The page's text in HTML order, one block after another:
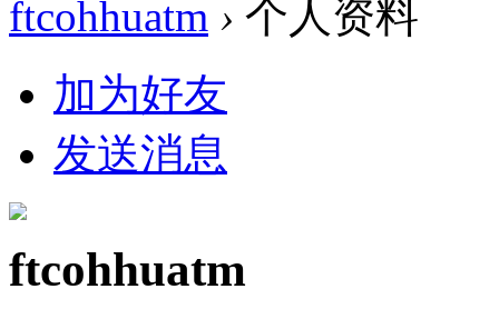
ftcohhuatm › 个人资料
加为好友
发送消息
ftcohhuatm